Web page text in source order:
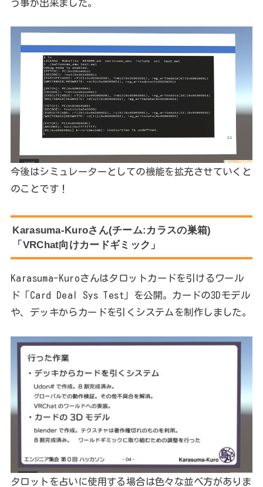
う事が出来ました。
今後はシミュレーターとしての機能を拡充させていくと
のことです！
Karasuma-Kuroさん(チーム:カラスの巣箱)
「VRChat向けカードギミック」
Karasuma-Kuroさんはタロットカードを引けるワール
ド「Card Deal Sys Test」を公開。カードの3Dモデル
や、デッキからカードを引くシステムを制作しました。
タロットを占いに使用する場合は色々な並べ方がありま